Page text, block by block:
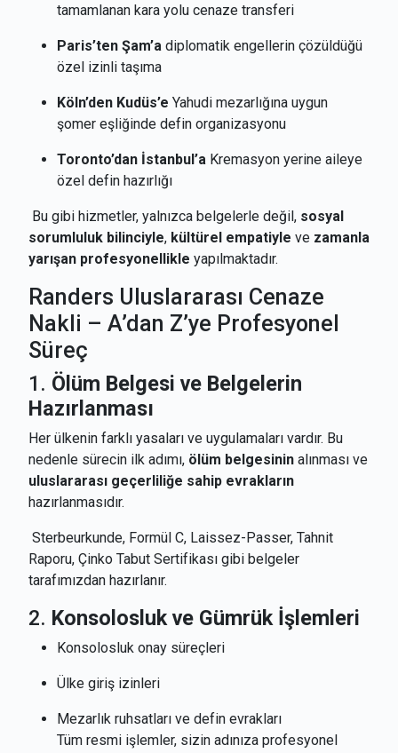
tamamlanan kara yolu cenaze transferi
Paris’ten Şam’a diplomatik engellerin çözüldüğü
özel izinli taşıma
Köln’den Kudüs’e Yahudi mezarlığına uygun
şomer eşliğinde defin organizasyonu
Toronto’dan İstanbul’a Kremasyon yerine aileye
özel defin hazırlığı
Bu gibi hizmetler, yalnızca belgelerle değil, sosyal
sorumluluk bilinciyle, kültürel empatiyle ve zamanla
yarışan profesyonellikle yapılmaktadır.
Randers Uluslararası Cenaze
Nakli – A’dan Z’ye Profesyonel
Süreç
1. Ölüm Belgesi ve Belgelerin
Hazırlanması
Her ülkenin farklı yasaları ve uygulamaları vardır. Bu
nedenle sürecin ilk adımı, ölüm belgesinin alınması ve
uluslararası geçerliliğe sahip evrakların
hazırlanmasıdır.
Sterbeurkunde, Formül C, Laissez-Passer, Tahnit
Raporu, Çinko Tabut Sertifikası gibi belgeler
tarafımızdan hazırlanır.
2. Konsolosluk ve Gümrük İşlemleri
Konsolosluk onay süreçleri
Ülke giriş izinleri
Mezarlık ruhsatları ve defin evrakları
Tüm resmi işlemler, sizin adınıza profesyonel